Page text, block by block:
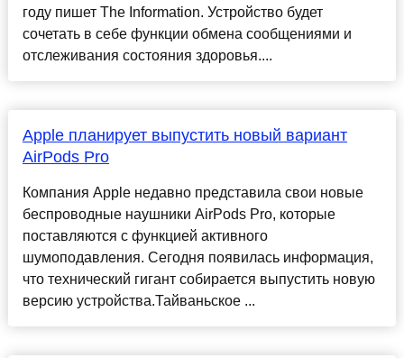
году пишет The Information. Устройство будет
сочетать в себе функции обмена сообщениями и
отслеживания состояния здоровья....
Apple планирует выпустить новый вариант
AirPods Pro
Компания Apple недавно представила свои новые
беспроводные наушники AirPods Pro, которые
поставляются с функцией активного
шумоподавления. Сегодня появилась информация,
что технический гигант собирается выпустить новую
версию устройства.Тайваньское ...